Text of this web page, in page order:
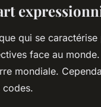
qui se
face au
mondiale.
codes.